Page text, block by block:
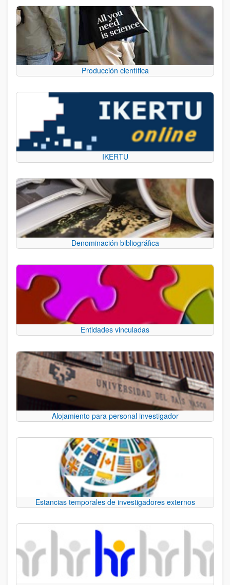
Producción científica
IKERTU
Denominación bibliográfica
Entidades vinculadas
Alojamiento para personal investigador
Estancias temporales de investigadores externos